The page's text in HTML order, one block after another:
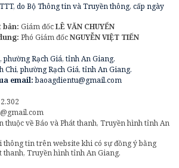
do Bộ Thông tin và Truyền thông, cấp ngày
bản: Giám đốcLÊ VĂN CHUYỂN
Phó Giám đốcNGUYỄN VIỆT TIẾN
phường Rạch Giá, tỉnh An Giang.
Chi, phường Rạch Giá, tỉnh An Giang.
email:baoagdientu@gmail.com
thuộc về Báo và Phát thanh, Truyền hình tỉnh An
thông tin trên website khi có sự đồng ý bằng
thanh, Truyền hình tỉnh An Giang.